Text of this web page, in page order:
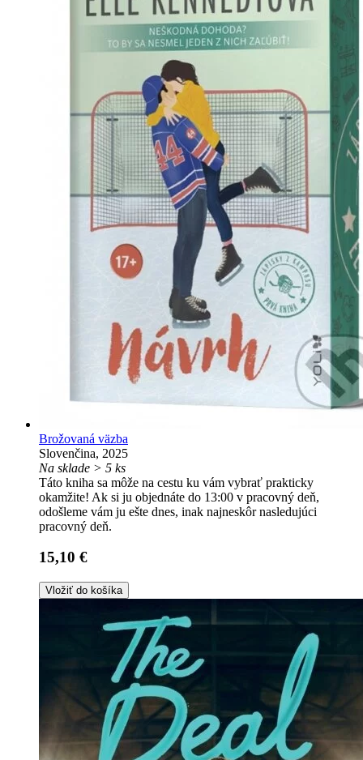
Brožovaná väzba
Slovenčina, 2025
Na sklade > 5 ks
Táto kniha sa môže na cestu ku vám vybrať prakticky
okamžite! Ak si ju objednáte do 13:00 v pracovný deň,
odošleme vám ju ešte dnes, inak najneskôr nasledujúci
pracovný deň.
15,10 €
Vložiť do košíka